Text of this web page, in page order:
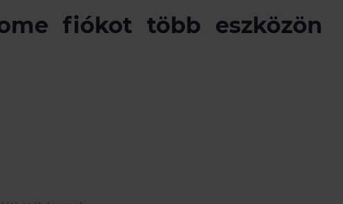
fiókot több eszközön